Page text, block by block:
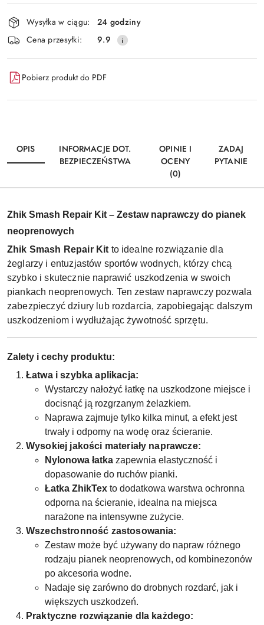
Wyślij
Dostępność
i
dostawa
Wysyłka w ciągu:
24 godziny
Cena przesyłki:
9.9
Pobierz produkt do PDF
OPIS
INFORMACJE DOT.
BEZPIECZEŃSTWA
OPINIE I
OCENY
(0)
ZADAJ
PYTANIE
Zhik Smash Repair Kit – Zestaw naprawczy do pianek
neoprenowych
Zhik Smash Repair Kit to idealne rozwiązanie dla
żeglarzy i entuzjastów sportów wodnych, którzy chcą
szybko i skutecznie naprawić uszkodzenia w swoich
piankach neoprenowych. Ten zestaw naprawczy pozwala
zabezpieczyć dziury lub rozdarcia, zapobiegając dalszym
uszkodzeniom i wydłużając żywotność sprzętu.
Zalety i cechy produktu:
Łatwa i szybka aplikacja:
Wystarczy nałożyć łatkę na uszkodzone miejsce i
docisnąć ją rozgrzanym żelazkiem.
Naprawa zajmuje tylko kilka minut, a efekt jest
trwały i odporny na wodę oraz ścieranie.
Wysokiej jakości materiały naprawcze:
Nylonowa łatka zapewnia elastyczność i
dopasowanie do ruchów pianki.
Łatka ZhikTex to dodatkowa warstwa ochronna
odporna na ścieranie, idealna na miejsca
narażone na intensywne zużycie.
Wszechstronność zastosowania:
Zestaw może być używany do napraw różnego
rodzaju pianek neoprenowych, od kombinezonów
po akcesoria wodne.
Nadaje się zarówno do drobnych rozdarć, jak i
większych uszkodzeń.
Praktyczne rozwiązanie dla każdego: